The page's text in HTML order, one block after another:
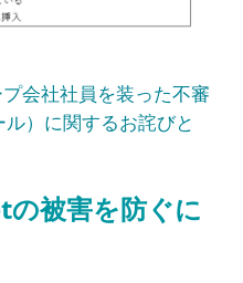
会社社員を装った不審
）に関するお詫びと
被害を防ぐに